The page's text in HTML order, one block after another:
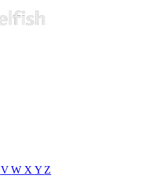
VW X Y Z